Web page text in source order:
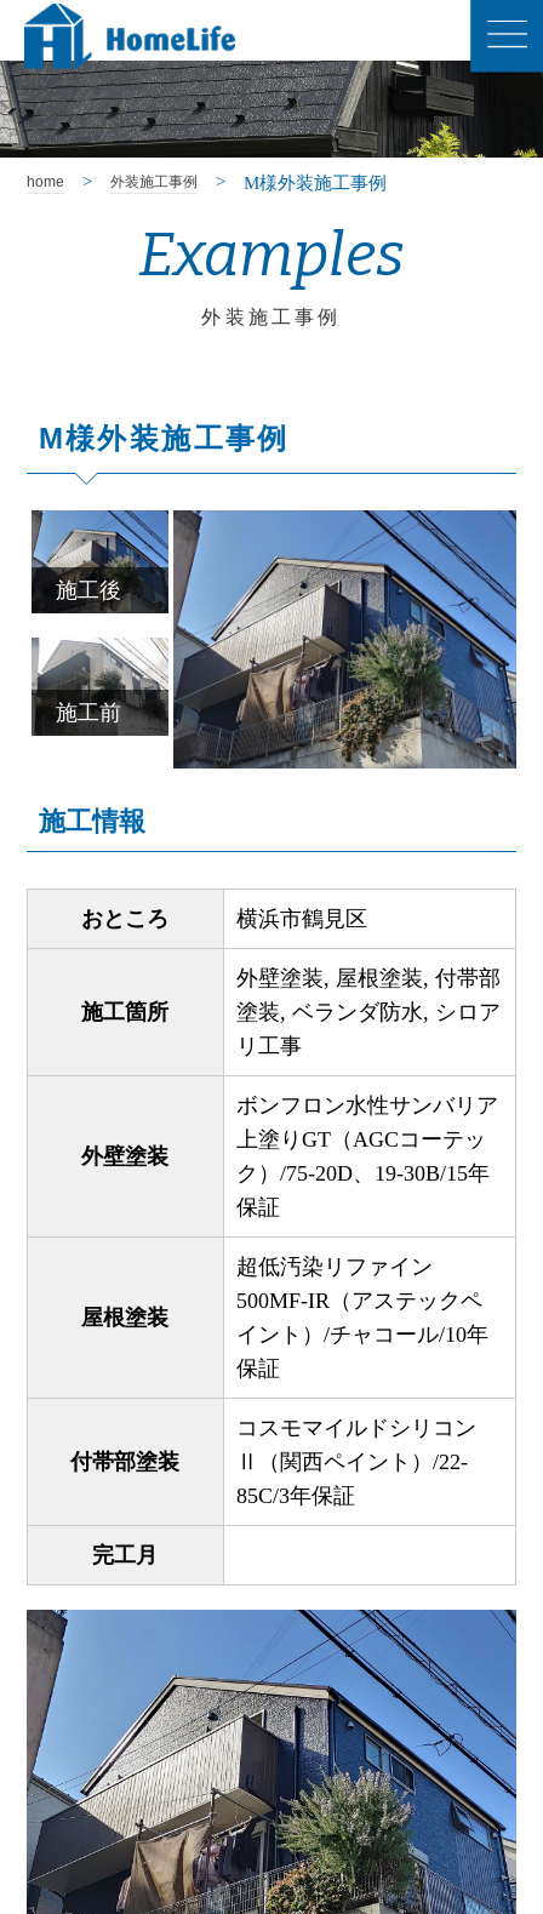
home 外装施工事例 M様外装施工事例
Examples
外装施工事例
M様外装施工事例
施工後
施工前
施工情報
おところ 横浜市鶴見区
施工箇所
外壁塗装, 屋根塗装, 付帯部
塗装, ベランダ防水, シロア
リ工事
外壁塗装
ボンフロン水性サンバリア
上塗りGT（AGCコーテッ
ク）/75-20D、19-30B/15年
保証
屋根塗装
超低汚染リファイン
500MF-IR（アステックペ
イント）/チャコール/10年
保証
付帯部塗装
コスモマイルドシリコン
Ⅱ（関西ペイント）/22-
85C/3年保証
完工月